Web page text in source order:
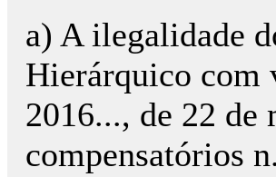
a) A ilegalidade
Hierárquico com
2016..., de 22 de
compensatórios